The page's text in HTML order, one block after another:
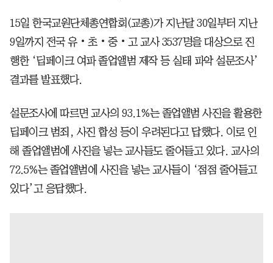
15일 한국교원단체총연합회(교총)가 지난달 30일부터 지난
9일까지 전국 유‧초‧중‧고 교사 3537명을 대상으로 진
행한 ‘딥페이크 여파 졸업앨범 제작 등 실태 파악 설문조사’
결과를 발표했다.
설문조사에 따르면 교사의 93.1%는 졸업앨범 사진을 활용한
딥페이크 범죄, 사진 합성 등이 우려된다고 답했다. 이로 인
해 졸업앨범에 사진을 넣는 교사들도 줄어들고 있다. 교사의
72.5%는 졸업앨범에 사진을 넣는 교사들이 ‘점점 줄어들고
있다’고 응답했다.